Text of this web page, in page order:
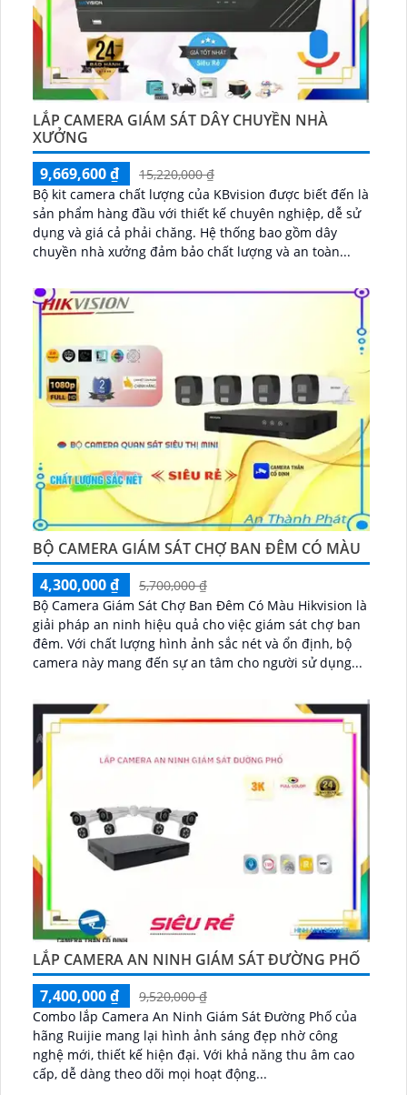
LẮP CAMERA GIÁM SÁT DÂY CHUYỀN NHÀ
XƯỞNG
9,669,600 ₫
15,220,000 ₫
Bộ kit camera chất lượng của KBvision được biết đến là
sản phẩm hàng đầu với thiết kế chuyên nghiệp, dễ sử
dụng và giá cả phải chăng. Hệ thống bao gồm dây
chuyền nhà xưởng đảm bảo chất lượng và an toàn...
BỘ CAMERA GIÁM SÁT CHỢ BAN ĐÊM CÓ MÀU
4,300,000 ₫
5,700,000 ₫
Bộ Camera Giám Sát Chợ Ban Đêm Có Màu Hikvision là
giải pháp an ninh hiệu quả cho việc giám sát chợ ban
đêm. Với chất lượng hình ảnh sắc nét và ổn định, bộ
camera này mang đến sự an tâm cho người sử dụng...
LẮP CAMERA AN NINH GIÁM SÁT ĐƯỜNG PHỐ
7,400,000 ₫
9,520,000 ₫
Combo lắp Camera An Ninh Giám Sát Đường Phố của
hãng Ruijie mang lại hình ảnh sáng đẹp nhờ công
nghệ mới, thiết kế hiện đại. Với khả năng thu âm cao
cấp, dễ dàng theo dõi mọi hoạt động...